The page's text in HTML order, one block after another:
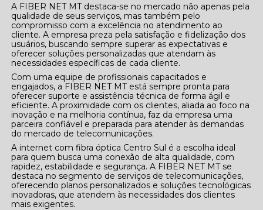
A FIBER NET MT destaca-se no mercado não apenas pela
qualidade de seus serviços, mas também pelo
compromisso com a excelência no atendimento ao
cliente. A empresa preza pela satisfação e fidelização dos
usuários, buscando sempre superar as expectativas e
oferecer soluções personalizadas que atendam às
necessidades específicas de cada cliente.
Com uma equipe de profissionais capacitados e
engajados, a FIBER NET MT está sempre pronta para
oferecer suporte e assistência técnica de forma ágil e
eficiente. A proximidade com os clientes, aliada ao foco na
inovação e na melhoria contínua, faz da empresa uma
parceira confiável e preparada para atender às demandas
do mercado de telecomunicações.
A internet com fibra óptica Centro Sul é a escolha ideal
para quem busca uma conexão de alta qualidade, com
rapidez, estabilidade e segurança. A FIBER NET MT se
destaca no segmento de serviços de telecomunicações,
oferecendo planos personalizados e soluções tecnológicas
inovadoras, que atendem às necessidades dos clientes
mais exigentes.